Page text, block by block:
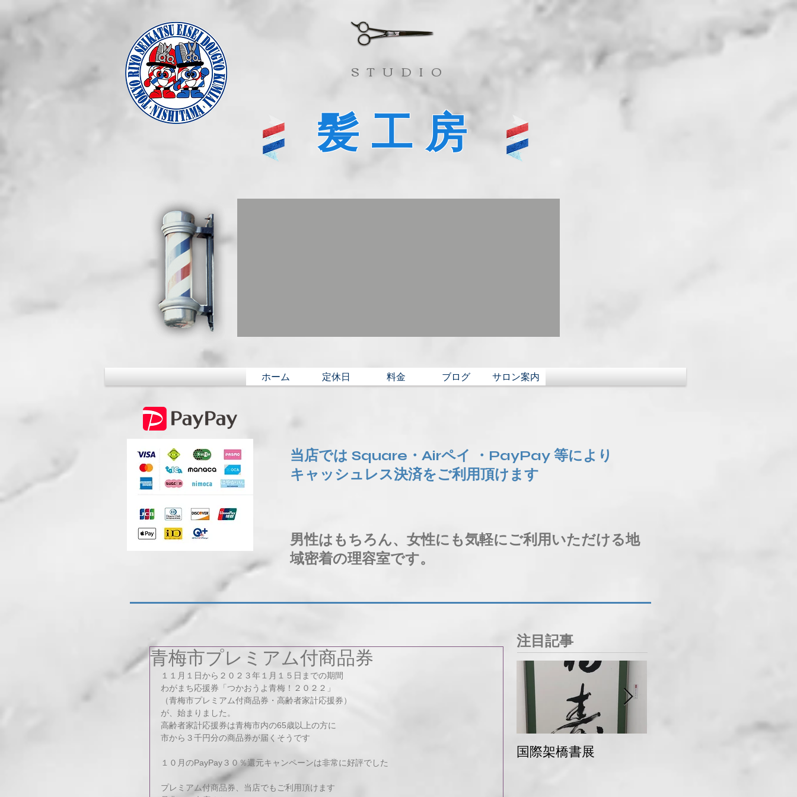
​STUDIO
髪工房
ホーム 定休日 料金 ブログ サロン案内
当店では Square・Airペイ ・PayPay 等により
​キャッシュレス決済をご利用頂けます
男性はもちろん、女性にも気軽にご利用いただける地
域密着の理容室です。
青梅市プレミアム付商品券
１１月１日から２０２３年１月１５日までの期間
わがまち応援券「つかおうよ青梅！２０２２」
（青梅市プレミアム付商品券・高齢者家計応援券）
が、始まりました。
高齢者家計応援券は青梅市内の65歳以上の方に
市から３千円分の商品券が届くそうです
１０月のPayPay３０％還元キャンペーンは非常に好評でした
プレミアム付商品券、当店でもご利用頂けます
注目記事
国際架橋書展